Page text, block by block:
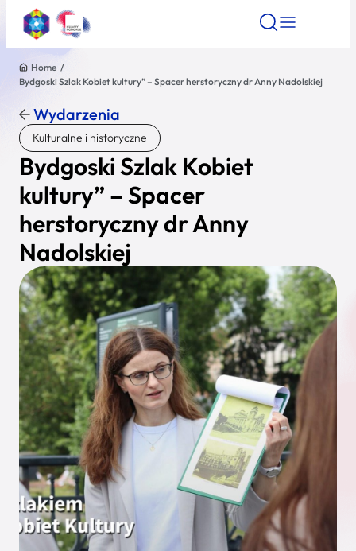
Znajdź atrakcję Znajdź artykuł Znajdź
Znajdź atrakcję
Nazwa atrakcji
Miasto
Kategoria
Wyszukaj
Home /
Bydgoski Szlak Kobiet kultury” – Spacer herstoryczny dr Anny Nadolskiej
Wydarzenia
Kulturalne i historyczne
Bydgoski Szlak Kobiet
kultury” – Spacer
herstoryczny dr Anny
Nadolskiej